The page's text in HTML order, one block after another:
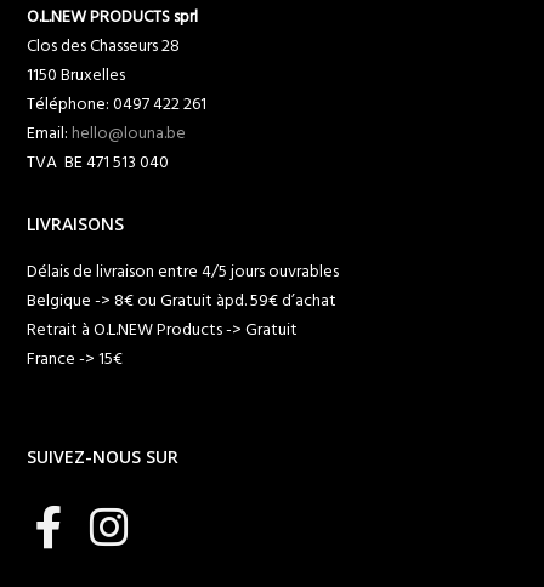
O.L.NEW PRODUCTS sprl
Clos des Chasseurs 28
1150 Bruxelles
Téléphone: 0497 422 261
Email:hello@louna.be
TVA BE 471 513 040
LIVRAISONS
Délais de livraison entre 4/5 jours ouvrables
Belgique -> 8€ ou Gratuit àpd. 59€ d’achat
Retrait à O.L.NEW Products -> Gratuit
France -> 15€
SUIVEZ-NOUS SUR